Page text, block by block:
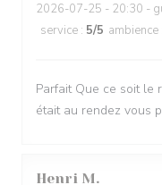
2026-07-25 - 20:30 -
service : 5/5 ambience
Parfait Que ce soit le
était au rendez vous
Henri M